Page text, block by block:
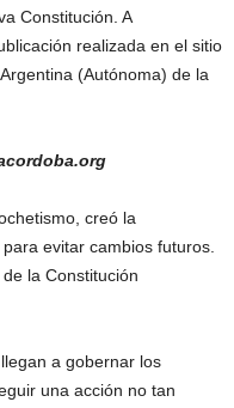
Constitución. A
realizada en el sitio
(Autónoma) de la
creó la
evitar cambios futuros.
la Constitución
a gobernar los
una acción no tan